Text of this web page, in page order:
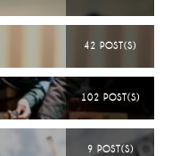
42 POST(S)
102 POST(S)
9 POST(S)